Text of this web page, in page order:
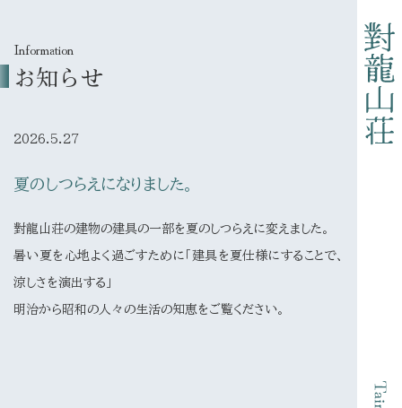
Information
お知らせ
2026.5.27
夏のしつらえになりました。
對龍山荘の建物の建具の一部を夏のしつらえに変えました。
暑い夏を心地よく過ごすために「建具を夏仕様にすることで、
涼しさを演出する」
明治から昭和の人々の生活の知恵をご覧ください。